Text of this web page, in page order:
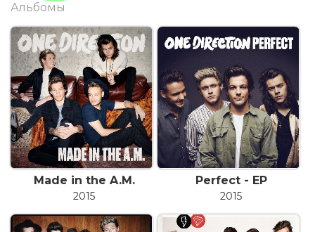
Альбомы
Made in the A.M.
2015
Perfect - EP
2015